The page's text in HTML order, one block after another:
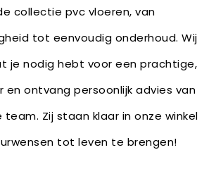
collectie pvc vloeren, van
tot eenvoudig onderhoud. Wij
je nodig hebt voor een prachtige,
en ontvang persoonlijk advies van
team. Zij staan klaar in onze winkel
tot leven te brengen!